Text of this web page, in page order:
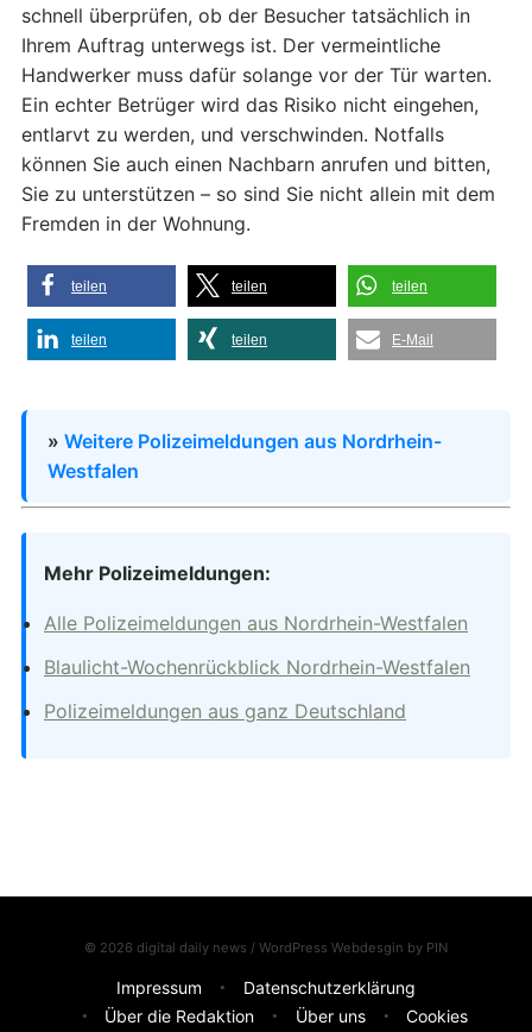
schnell überprüfen, ob der Besucher tatsächlich in
Ihrem Auftrag unterwegs ist. Der vermeintliche
Handwerker muss dafür solange vor der Tür warten.
Ein echter Betrüger wird das Risiko nicht eingehen,
entlarvt zu werden, und verschwinden. Notfalls
können Sie auch einen Nachbarn anrufen und bitten,
Sie zu unterstützen – so sind Sie nicht allein mit dem
Fremden in der Wohnung.
teilen teilen teilen
teilen teilen E-Mail
» Weitere Polizeimeldungen aus Nordrhein-
Westfalen
Mehr Polizeimeldungen:
Alle Polizeimeldungen aus Nordrhein-Westfalen
Blaulicht-Wochenrückblick Nordrhein-Westfalen
Polizeimeldungen aus ganz Deutschland
© 2026 digital daily news / WordPress Webdesgin by PIN
Impressum
Datenschutzerklärung
Über die Redaktion
Über uns
Cookies